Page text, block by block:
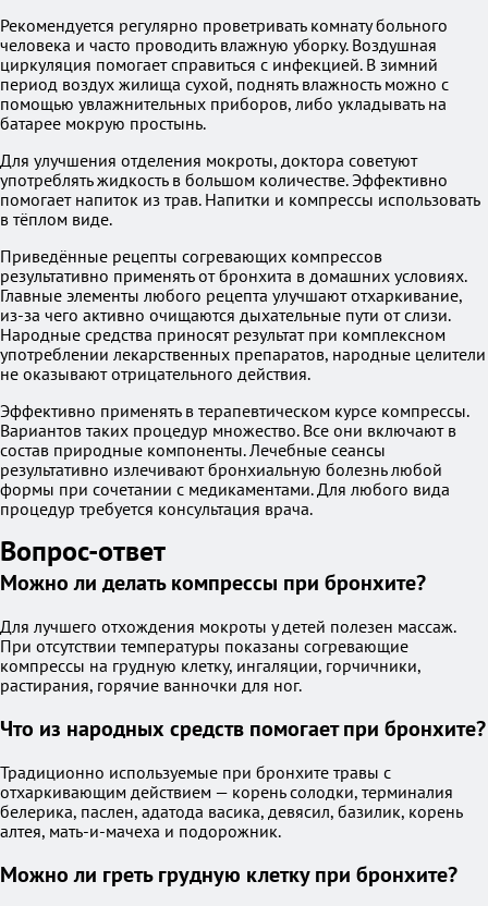
Рекомендуется регулярно проветривать комнату больного
человека и часто проводить влажную уборку. Воздушная
циркуляция помогает справиться с инфекцией. В зимний
период воздух жилища сухой, поднять влажность можно с
помощью увлажнительных приборов, либо укладывать на
батарее мокрую простынь.
Для улучшения отделения мокроты, доктора советуют
употреблять жидкость в большом количестве. Эффективно
помогает напиток из трав. Напитки и компрессы использовать
в тёплом виде.
Приведённые рецепты согревающих компрессов
результативно применять от бронхита в домашних условиях.
Главные элементы любого рецепта улучшают отхаркивание,
из-за чего активно очищаются дыхательные пути от слизи.
Народные средства приносят результат при комплексном
употреблении лекарственных препаратов, народные целители
не оказывают отрицательного действия.
Эффективно применять в терапевтическом курсе компрессы.
Вариантов таких процедур множество. Все они включают в
состав природные компоненты. Лечебные сеансы
результативно излечивают бронхиальную болезнь любой
формы при сочетании с медикаментами. Для любого вида
процедур требуется консультация врача.
Вопрос-ответ
Можно ли делать компрессы при бронхите?
Для лучшего отхождения мокроты у детей полезен массаж.
При отсутствии температуры показаны согревающие
компрессы на грудную клетку, ингаляции, горчичники,
растирания, горячие ванночки для ног.
Что из народных средств помогает при бронхите?
Традиционно используемые при бронхите травы с
отхаркивающим действием — корень солодки, терминалия
белерика, паслен, адатода васика, девясил, базилик, корень
алтея, мать-и-мачеха и подорожник.
Можно ли греть грудную клетку при бронхите?